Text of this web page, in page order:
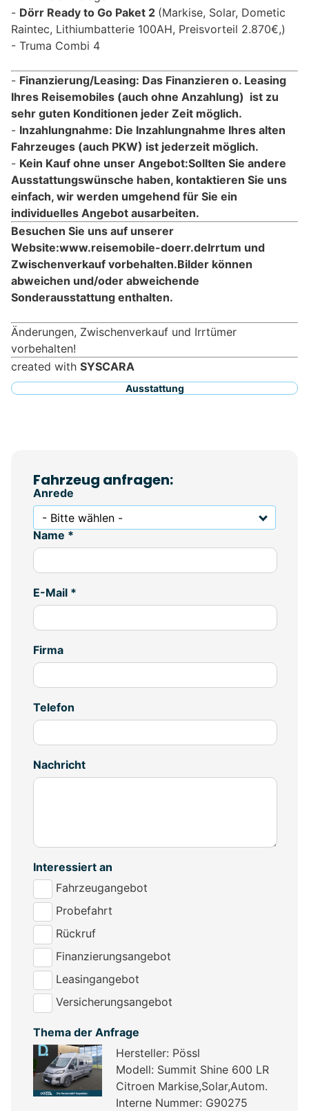
Ausstattung
Dörr Ready to Go Paket 2 (Markise, Solar, Dometic
Raintec, Lithiumbatterie 100AH, Preisvorteil 2.870€,)
Truma Combi 4
Finanzierung/Leasing: Das Finanzieren o. Leasing
Ihres Reisemobiles (auch ohne Anzahlung) ist zu
sehr guten Konditionen jeder Zeit möglich.
Inzahlungnahme: Die Inzahlungnahme Ihres alten
Fahrzeuges (auch PKW) ist jederzeit möglich.
Kein Kauf ohne unser Angebot:Sollten Sie andere
Ausstattungswünsche haben, kontaktieren Sie uns
einfach, wir werden umgehend für Sie ein
individuelles Angebot ausarbeiten.
Besuchen Sie uns auf unserer
Website:www.reisemobile-doerr.deIrrtum und
Zwischenverkauf vorbehalten.Bilder können
abweichen und/oder abweichende
Sonderausstattung enthalten.
Änderungen, Zwischenverkauf und Irrtümer
vorbehalten!
created with SYSCARA
Fahrzeug anfragen:
Anrede
- Bitte wählen -
Name *
E-Mail *
Firma
Telefon
Nachricht
Interessiert an
Fahrzeugangebot
Probefahrt
Rückruf
Finanzierungsangebot
Leasingangebot
Versicherungsangebot
Thema der Anfrage
Hersteller: Pössl
Modell: Summit Shine 600 LR
Citroen Markise,Solar,Autom.
Interne Nummer: G90275